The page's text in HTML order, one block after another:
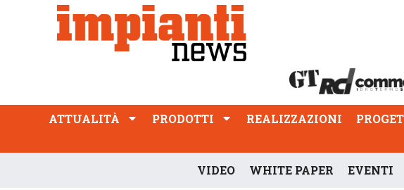
ATTUALITÀ PRODOTTI REALIZZAZIONI
PROFESSIONE
ATTUALITÀ PRODOTTI REALIZZAZIONI
VIDEO WHITE PAPER EVENTI